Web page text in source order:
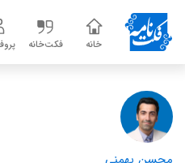
خانه فکت‌خانه